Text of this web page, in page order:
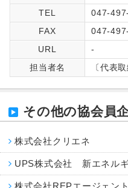
TEL
047-
FAX
047-
URL
-
担当者名
〔代表
その他の協会員
株式会社クリエネ
UPS株式会社 新エネル